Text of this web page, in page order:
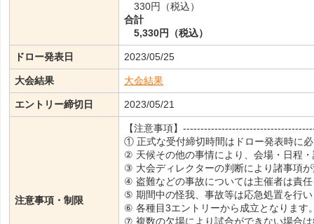
330円（税込）
合計
5,330円（税込）
ドロー発表日 2023/05/25
大会結果 大会結果
エントリー締切日 2023/05/21
注意事項・制限
【注意事項】
① 正式な受付締切時間はドロー発表時に
② 天候その他の事情により、会場・日程
③ 大会ディレクターの判断により諸事項
④ 盗難などの事故については主催者は責
⑤ 期間中の怪我、事故等は応急処置を行
⑥ 各種目3エントリーから成立となります
⑦ 複数の欠場により試合ができない場合